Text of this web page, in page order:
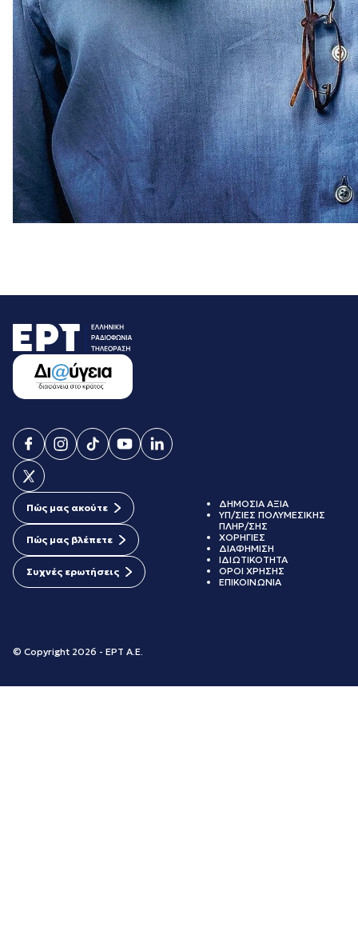
Πώς μας ακούτε
Πώς μας βλέπετε
Συχνές ερωτήσεις
© Copyright 2026 - ΕΡΤ Α.Ε.
ΔΗΜΟΣΙΑ ΑΞΙΑ
ΥΠ/ΣΙΕΣ ΠΟΛΥΜΕΣΙΚΗΣ
ΠΛΗΡ/ΣΗΣ
ΧΟΡΗΓΙΕΣ
ΔΙΑΦΗΜΙΣΗ
ΙΔΙΩΤΙΚΟΤΗΤΑ
ΟΡΟΙ ΧΡΗΣΗΣ
ΕΠΙΚΟΙΝΩΝΙΑ